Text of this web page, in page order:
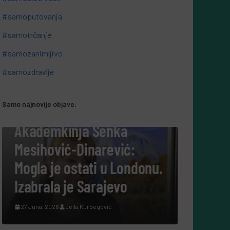
#samoputovanja
#samotrčanje
#samozanimljivo
#samozdravlje
Samo najnovije objave:
#SAMOBIZNIS
“Šuplje priče uz
Leerdammer”:
marketinška kampanja
koja je fudbalsku groznicu
pretvorila u recept, a ne u